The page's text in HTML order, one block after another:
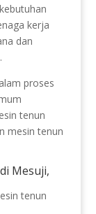
kerja
dan
proses
tenun
mesin tenun
Mesuji,
tenun